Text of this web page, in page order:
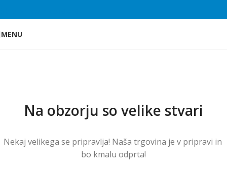
MENU
Na obzorju so velike stvari
Nekaj ​​velikega se pripravlja! Naša trgovina je v pripravi in ​​
bo kmalu odprta!